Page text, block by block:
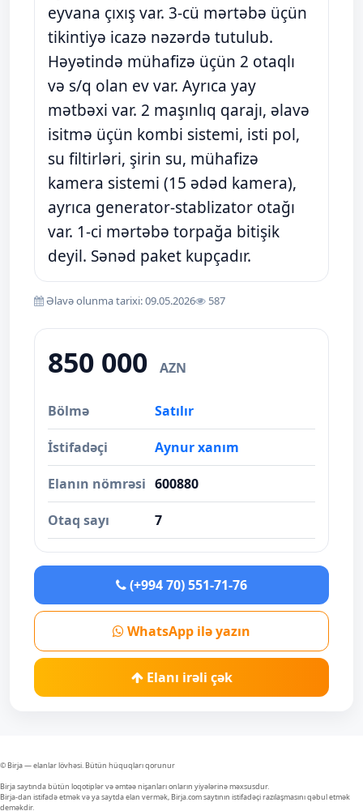
eyvana çıxış var. 3-cü mərtəbə üçün
tikintiyə icazə nəzərdə tutulub.
Həyətində mühafizə üçün 2 otaqlı
və s/q olan ev var. Ayrıca yay
mətbəxi var. 2 maşınlıq qarajı, əlavə
isitmə üçün kombi sistemi, isti pol,
su filtirləri, şirin su, mühafizə
kamera sistemi (15 ədəd kamera),
ayrıca generator-stablizator otağı
var. 1-ci mərtəbə torpağa bitişik
deyil. Sənəd paket kupçadır.
Əlavə olunma tarixi: 09.05.2026 587
850 000 AZN
Bölmə Satılır
İstifadəçi Aynur xanım
Elanın nömrəsi 600880
Otaq sayı 7
(+994 70) 551-71-76
WhatsApp ilə yazın
Elanı irəli çək
© Birja — elanlar lövhəsi. Bütün hüquqları qorunur
Birja saytında bütün loqotiplər və əmtəə nişanları onların yiyələrinə məxsusdur.
Birja-dan istifadə etmək və ya saytda elan vermək, Birja.com saytının istifadəçi razılaşmasını qəbul etmək
deməkdir.